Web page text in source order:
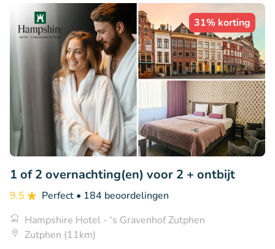
31% korting
1 of 2 overnachting(en) voor 2 + ontbijt
9.5 Perfect • 184 beoordelingen
Hampshire Hotel - 's Gravenhof Zutphen
Zutphen (11km)